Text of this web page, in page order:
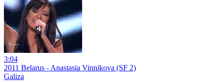
3:04
2011 Belarus - Anastasia Vinnikova (SF 2)
Galiza